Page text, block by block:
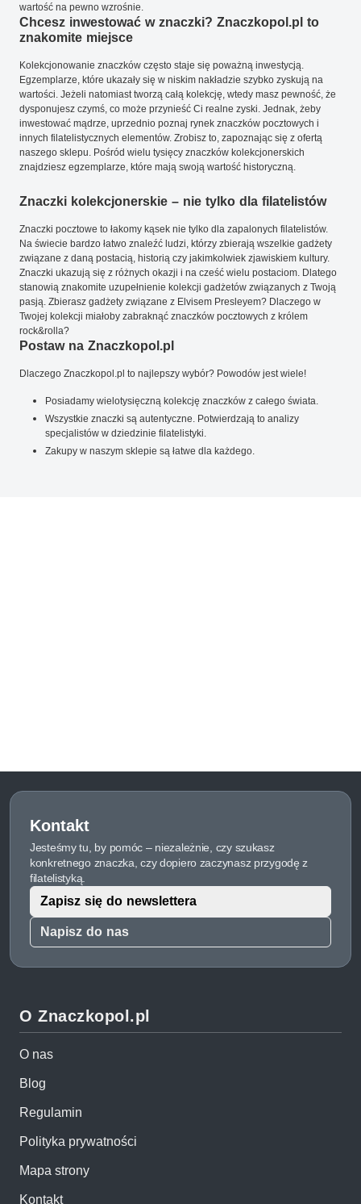
wartość na pewno wzrośnie.
Chcesz inwestować w znaczki? Znaczkopol.pl to
znakomite miejsce
Kolekcjonowanie znaczków często staje się poważną inwestycją.
Egzemplarze, które ukazały się w niskim nakładzie szybko zyskują na
wartości. Jeżeli natomiast tworzą całą kolekcję, wtedy masz pewność, że
dysponujesz czymś, co może przynieść Ci realne zyski. Jednak, żeby
inwestować mądrze, uprzednio poznaj rynek znaczków pocztowych i
innych filatelistycznych elementów. Zrobisz to, zapoznając się z ofertą
naszego sklepu. Pośród wielu tysięcy znaczków kolekcjonerskich
znajdziesz egzemplarze, które mają swoją wartość historyczną.
Znaczki kolekcjonerskie – nie tylko dla filatelistów
Znaczki pocztowe to łakomy kąsek nie tylko dla zapalonych filatelistów.
Na świecie bardzo łatwo znaleźć ludzi, którzy zbierają wszelkie gadżety
związane z daną postacią, historią czy jakimkolwiek zjawiskiem kultury.
Znaczki ukazują się z różnych okazji i na cześć wielu postaciom. Dlatego
stanowią znakomite uzupełnienie kolekcji gadżetów związanych z Twoją
pasją. Zbierasz gadżety związane z Elvisem Presleyem? Dlaczego w
Twojej kolekcji miałoby zabraknąć znaczków pocztowych z królem
rock&rolla?
Postaw na Znaczkopol.pl
Dlaczego Znaczkopol.pl to najlepszy wybór? Powodów jest wiele!
Posiadamy wielotysięczną kolekcję znaczków z całego świata.
Wszystkie znaczki są autentyczne. Potwierdzają to analizy
specjalistów w dziedzinie filatelistyki.
Zakupy w naszym sklepie są łatwe dla każdego.
Kontakt
Jesteśmy tu, by pomóc – niezależnie, czy szukasz
konkretnego znaczka, czy dopiero zaczynasz przygodę z
filatelistyką.
Napisz do nas
Zapisz się do newslettera
O Znaczkopol.pl
O nas
Blog
Regulamin
Polityka prywatności
Mapa strony
Kontakt